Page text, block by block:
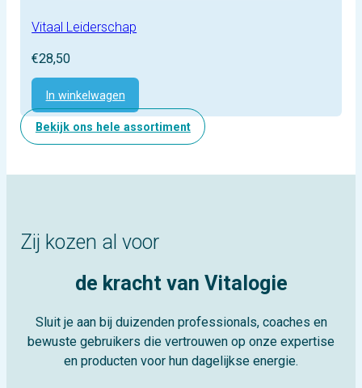
Vitaal Leiderschap
€28,50
In winkelwagen
Bekijk ons hele assortiment
Zij kozen al voor
de kracht van Vitalogie
Sluit je aan bij duizenden professionals, coaches en
bewuste gebruikers die vertrouwen op onze expertise
en producten voor hun dagelijkse energie.